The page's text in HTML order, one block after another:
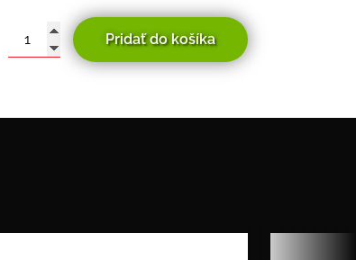
množstvo
Modeka
Pridať do košíka